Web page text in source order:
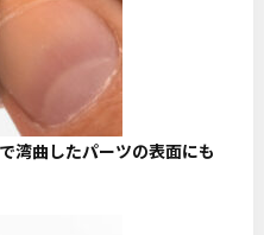
湾曲したパーツの表面にも